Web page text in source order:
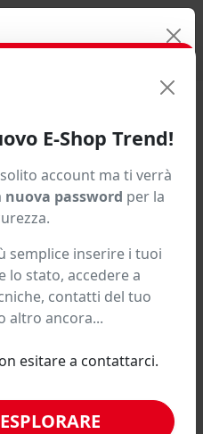
Ricerca
utente
E-Shop Trend!
account ma ti verrà
nuova password per la
semplice inserire i tuoi
lo stato, accedere a
contatti del tuo
altro ancora...
esitare a contattarci.